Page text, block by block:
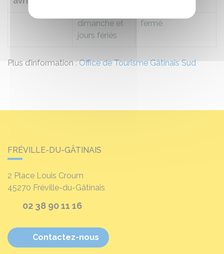
dimanche et
jours fériés
fermé
Plus d’information :Office de Tourisme Gâtinais Sud
FRÉVILLE-DU-GÂTINAIS
2 Place Louis Croum
45270 Fréville-du-Gâtinais
02 38 90 11 16
Contactez-nous